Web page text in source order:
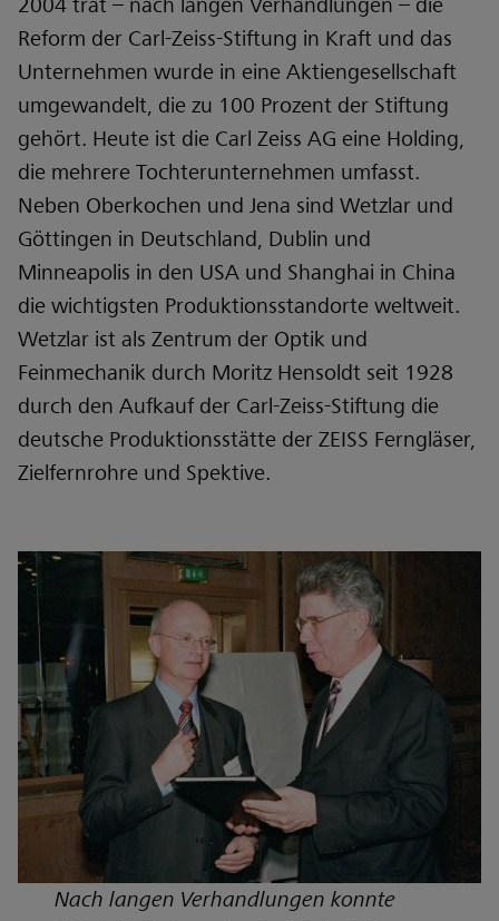
Reform der Carl-Zeiss-Stiftung in Kraft und das
Unternehmen wurde in eine Aktiengesellschaft
umgewandelt, die zu 100 Prozent der Stiftung
gehört. Heute ist die Carl Zeiss AG eine Holding,
die mehrere Tochterunternehmen umfasst.
Neben Oberkochen und Jena sind Wetzlar und
Göttingen in Deutschland, Dublin und
Minneapolis in den USA und Shanghai in China
die wichtigsten Produktionsstandorte weltweit.
Wetzlar ist als Zentrum der Optik und
Feinmechanik durch Moritz Hensoldt seit 1928
durch den Aufkauf der Carl-Zeiss-Stiftung die
deutsche Produktionsstätte der ZEISS Ferngläser,
Zielfernrohre und Spektive.
Nach langen Verhandlungen konnte